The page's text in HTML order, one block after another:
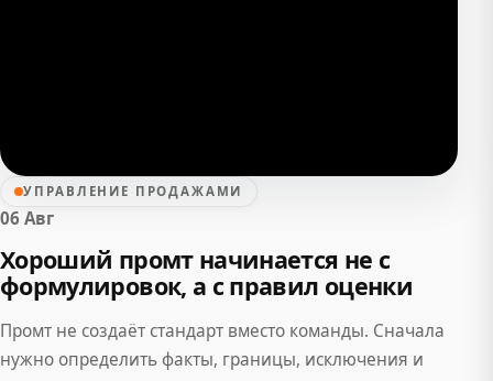
УПРАВЛЕНИЕ ПРОДАЖАМИ
06 Авг
Хороший промт начинается не с
формулировок, а с правил оценки
Промт не создаёт стандарт вместо команды. Сначала
нужно определить факты, границы, исключения и